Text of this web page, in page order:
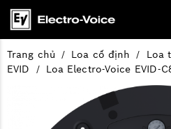
Trang chủ Loa cố định Loa
EVID
Loa Electro-Voice EVID-